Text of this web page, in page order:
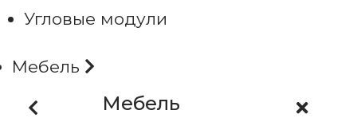
Угловые модули
Мебель
Мебель